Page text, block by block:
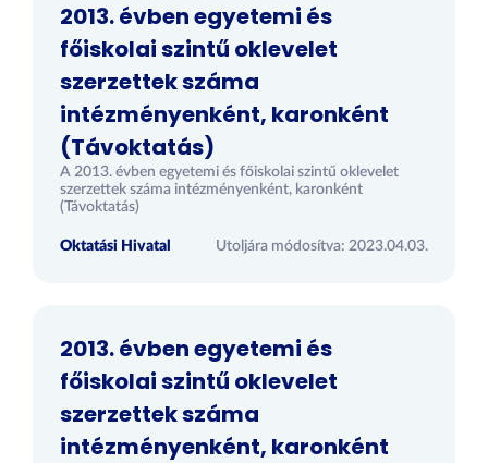
2013. évben egyetemi és
főiskolai szintű oklevelet
szerzettek száma
intézményenként, karonként
(Távoktatás)
A 2013. évben egyetemi és főiskolai szintű oklevelet
szerzettek száma intézményenként, karonként
(Távoktatás)
Oktatási Hivatal Utoljára módosítva: 2023.04.03.
2013. évben egyetemi és
főiskolai szintű oklevelet
szerzettek száma
intézményenként, karonként